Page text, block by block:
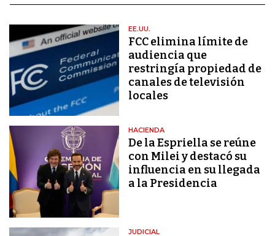
EE.UU.
FCC elimina límite de
audiencia que
restringía propiedad de
canales de televisión
locales
HACIENDA
De la Espriella se reúne
con Milei y destacó su
influencia en su llegada
a la Presidencia
JUDICIAL